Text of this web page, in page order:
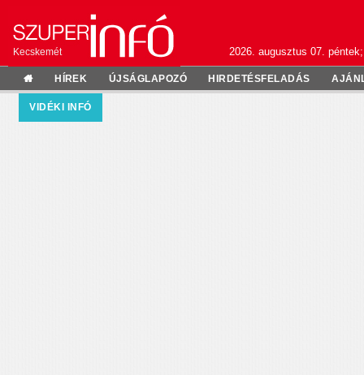
Kecskemét 2026. augusztus 07.
HÍREK ÚJSÁGLAPOZÓ HIRDETÉSFELADÁS
VIDÉKI INFÓ